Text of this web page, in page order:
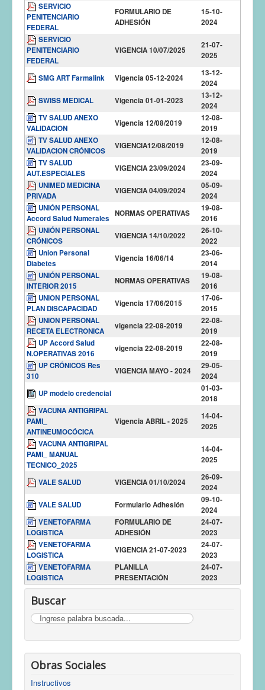
SERVICIO
PENITENCIARIO
FEDERAL
FORMULARIO DE
ADHESIÓN
15-10-
2024
SERVICIO
PENITENCIARIO
FEDERAL
VIGENCIA 10/07/2025
21-07-
2025
SMG ART Farmalink Vigencia 05-12-2024
13-12-
2024
SWISS MEDICAL
Vigencia 01-01-2023
13-12-
2024
TV SALUD ANEXO
VALIDACION
Vigencia 12/08/2019
12-08-
2019
TV SALUD ANEXO
VALIDACION CRÓNICOS
VIGENCIA12/08/2019
12-08-
2019
TV SALUD
AUT.ESPECIALES
VIGENCIA 23/09/2024
23-09-
2024
UNIMED MEDICINA
PRIVADA
VIGENCIA 04/09/2024
05-09-
2024
UNIÓN PERSONAL
Accord Salud Numerales
NORMAS OPERATIVAS
19-08-
2016
UNIÓN PERSONAL
CRÓNICOS
VIGENCIA 14/10/2022
26-10-
2022
Union Personal
Diabetes
Vigencia 16/06/14
23-06-
2014
UNIÓN PERSONAL
INTERIOR 2015
NORMAS OPERATIVAS
19-08-
2016
UNION PERSONAL
PLAN DISCAPACIDAD
Vigencia 17/06/2015
17-06-
2015
UNION PERSONAL
RECETA ELECTRONICA
vigencia 22-08-2019
22-08-
2019
UP Accord Salud
N.OPERATIVAS 2016
vigencia 22-08-2019
22-08-
2019
UP CRÓNICOS Res
310
VIGENCIA MAYO - 2024
29-05-
2024
UP modelo credencial
01-03-
2018
VACUNA ANTIGRIPAL
PAMI_
ANTINEUMOCÓCICA
Vigencia ABRIL - 2025
14-04-
2025
VACUNA ANTIGRIPAL
PAMI_ MANUAL
TECNICO_2025
14-04-
2025
VALE SALUD VIGENCIA 01/10/2024
26-09-
2024
VALE SALUD
Formulario Adhesión
09-10-
2024
VENETOFARMA
LOGISTICA
FORMULARIO DE
ADHESIÓN
24-07-
2023
VENETOFARMA
LOGISTICA
VIGENCIA 21-07-2023
24-07-
2023
VENETOFARMA
LOGISTICA
PLANILLA
PRESENTACIÓN
24-07-
2023
Buscar
Buscar
Obras Sociales
Instructivos